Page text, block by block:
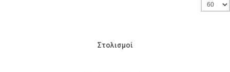
Στολισμοί